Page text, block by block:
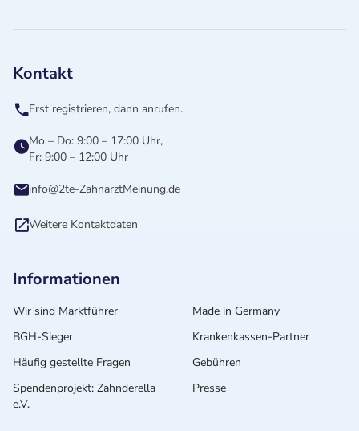
Kontakt
Erst registrieren, dann anrufen.
Mo – Do: 9:00 – 17:00 Uhr,
Fr: 9:00 – 12:00 Uhr
info@2te-ZahnarztMeinung.de
Weitere Kontaktdaten
Informationen
Wir sind Marktführer
Made in Germany
BGH-Sieger
Krankenkassen-Partner
Häufig gestellte Fragen
Gebühren
Spendenprojekt: Zahnderella
e.V.
Presse